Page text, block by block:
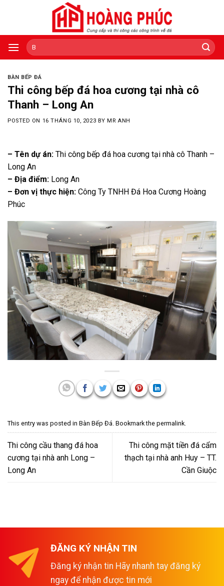
Tìm
kiếm:
BÀN BẾP ĐÁ
Thi công bếp đá hoa cương tại nhà cô
Thanh – Long An
POSTED ON 16 THÁNG 10, 2023 BYMR ANH
– Tên dự án: Thi công bếp đá hoa cương tại nhà cô Thanh –
Long An
– Địa điểm: Long An
– Đơn vị thực hiện: Công Ty TNHH Đá Hoa Cương Hoàng
Phúc
This entry was posted in Bàn Bếp Đá . Bookmark the permalink
Thi công cầu thang đá hoa
cương tại nhà anh Long –
Long An
Thi công mặt tiền đá cẩm
thạch tại nhà anh Huy – TT.
Cần Giuộc
ĐĂNG KÝ NHẬN TIN
Đăng ký nhận tin Hãy nhanh tay đăng ký
ngay để nhận được tin mới